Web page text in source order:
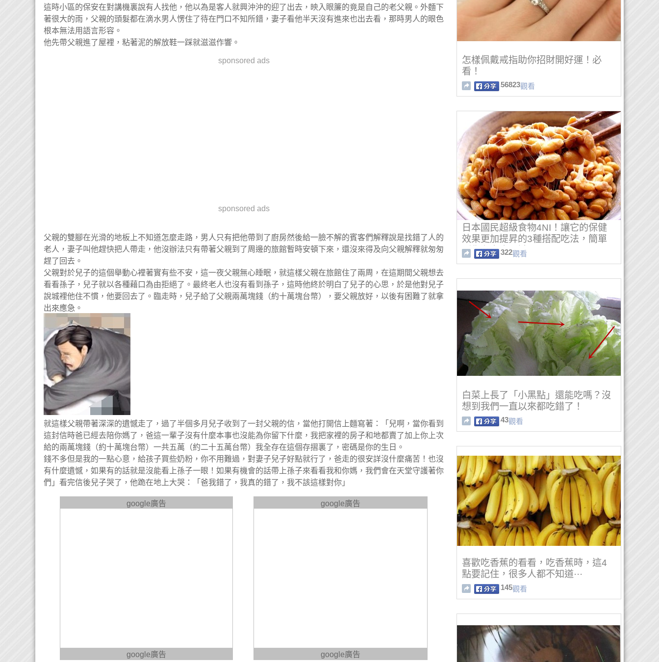
這時小區的保安在對講機裏說有人找他，他以為是客人就興沖沖的迎了出去，映入眼簾的竟是自己的老父親。外麵下
著很大的雨，父親的頭髮都在滴水男人愣住了待在門口不知所錯，妻子看他半天沒有進來也出去看，那時男人的眼色
根本無法用語言形容。
他先帶父親進了屋裡，粘著泥的解放鞋一踩就滋滋作響。
sponsored ads
sponsored ads
父親的雙腳在光滑的地板上不知道怎麼走路，男人只有把他帶到了廚房然後給一臉不解的賓客們解釋說是找錯了人的
老人，妻子叫他趕快把人帶走，他沒辦法只有帶著父親到了周邊的旅館暫時安頓下來，還沒來得及向父親解釋就匆匆
趕了回去。
父親對於兒子的這個舉動心裡著實有些不安，這一夜父親無心睡眠，就這樣父親在旅館住了兩周，在這期間父親想去
看看孫子，兒子就以各種藉口為由拒絕了。最終老人也沒有看到孫子，這時他終於明白了兒子的心思，於是他對兒子
說城裡他住不慣，他要回去了。臨走時，兒子給了父親兩萬塊錢（約十萬塊台幣），要父親放好，以後有困難了就拿
出來應急。
就這樣父親帶著深深的遺憾走了，過了半個多月兒子收到了一封父親的信，當他打開信上麵寫著：「兒啊，當你看到
這封信時爸已經去陪你媽了，爸這一輩子沒有什麼本事也沒能為你留下什麼，我把家裡的房子和地都賣了加上你上次
給的兩萬塊錢（約十萬塊台幣）一共五萬（約二十五萬台幣）我全存在這個存摺裏了，密碼是你的生日。
錢不多但是我的一點心意，給孩子買些奶粉，你不用難過，對妻子兒子好點就行了，爸走的很安詳沒什麼痛苦！也沒
有什麼遺憾，如果有的話就是沒能看上孫子一眼！如果有機會的話帶上孫子來看看我和你媽，我們會在天堂守護著你
們」看完信後兒子哭了，他跪在地上大哭：「爸我錯了，我真的錯了，我不該這樣對你」
google廣告
google廣告
google廣告
google廣告
怎樣佩戴戒指助你招財開好運！必
看！
56823觀看
日本國民超級食物4NI！讓它的保健
效果更加提昇的3種搭配吃法，簡單
到你在家也可試！
322觀看
白菜上長了「小黑點」還能吃嗎？沒
想到我們一直以來都吃錯了！
43觀看
喜歡吃香蕉的看看，吃香蕉時，這4
點要記住，很多人都不知道···
145觀看